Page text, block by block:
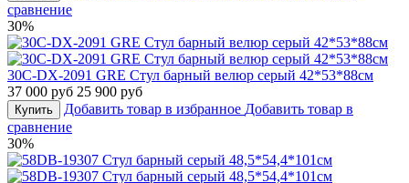
сравнение
30%
30C-DX-2091 GRE Стул барный велюр серый 42*53*88см
37 000 руб 25 900 руб
Купить Добавить товар в избранное Добавить товар в
сравнение
30%